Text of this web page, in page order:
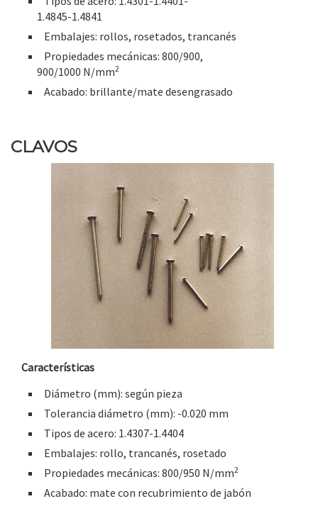
1.4845-1.4841
Embalajes: rollos, rosetados, trancanés
Propiedades mecánicas: 800/900,
900/1000 N/mm2
Acabado: brillante/mate desengrasado
CLAVOS
Características
Diámetro (mm): según pieza
Tolerancia diámetro (mm): -0.020 mm
Tipos de acero: 1.4307-1.4404
Embalajes: rollo, trancanés, rosetado
Propiedades mecánicas: 800/950 N/mm2
Acabado: mate con recubrimiento de jabón